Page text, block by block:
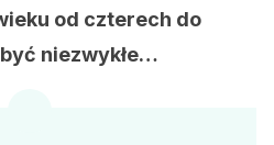
od czterech do
niezwykłe…